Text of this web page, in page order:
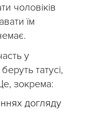
чоловіків
їм
у
татусі,
зокрема:
догляду